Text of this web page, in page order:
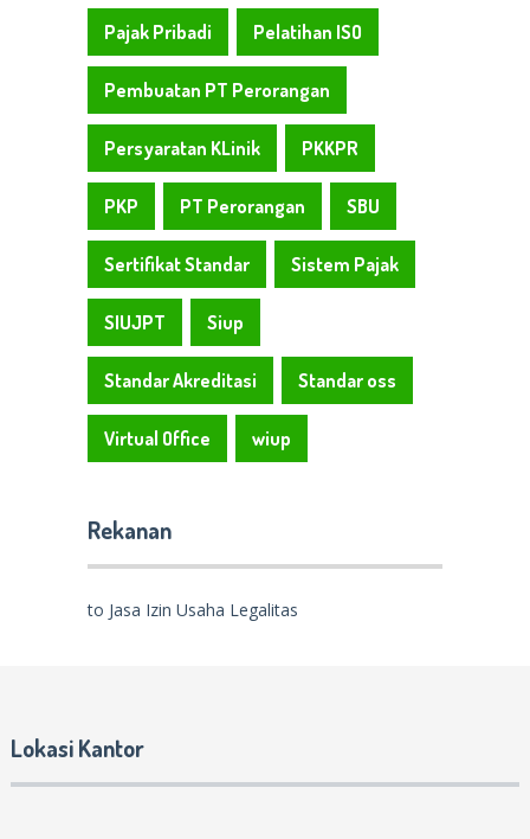
Pajak Pribadi Pelatihan ISO
Pembuatan PT Perorangan
Persyaratan KLinik PKKPR
PKP PT Perorangan SBU
Sertifikat Standar Sistem Pajak
SIUJPT Siup
Standar Akreditasi Standar oss
Virtual Office wiup
Rekanan
to Jasa Izin Usaha Legalitas
Lokasi Kantor